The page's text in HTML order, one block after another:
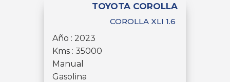
TOYOTA COROLLA
COROLLA XLI 1.6
Año : 2023
Kms : 35000
Manual
Gasolina